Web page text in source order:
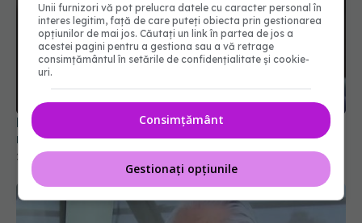
De ce medicul Vlad Ciurea alege să nu spună
niciodată cuvântul cancer: Povară uriașă
24 mai 2026, 14:32
Unii furnizori vă pot prelucra datele cu caracter personal în
interes legitim, față de care puteți obiecta prin gestionarea
opțiunilor de mai jos. Căutați un link în partea de jos a
acestei pagini pentru a gestiona sau a vă retrage
consimțământul în setările de confidențialitate și cookie-
uri.
Consimțământ
Gestionați opțiunile